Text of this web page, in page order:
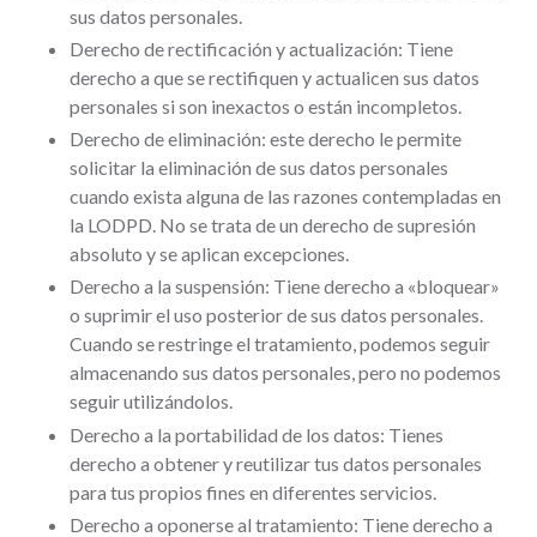
sus datos personales.
Derecho de rectificación y actualización: Tiene
derecho a que se rectifiquen y actualicen sus datos
personales si son inexactos o están incompletos.
Derecho de eliminación: este derecho le permite
solicitar la eliminación de sus datos personales
cuando exista alguna de las razones contempladas en
la LODPD. No se trata de un derecho de supresión
absoluto y se aplican excepciones.
Derecho a la suspensión: Tiene derecho a «bloquear»
o suprimir el uso posterior de sus datos personales.
Cuando se restringe el tratamiento, podemos seguir
almacenando sus datos personales, pero no podemos
seguir utilizándolos.
Derecho a la portabilidad de los datos: Tienes
derecho a obtener y reutilizar tus datos personales
para tus propios fines en diferentes servicios.
Derecho a oponerse al tratamiento: Tiene derecho a